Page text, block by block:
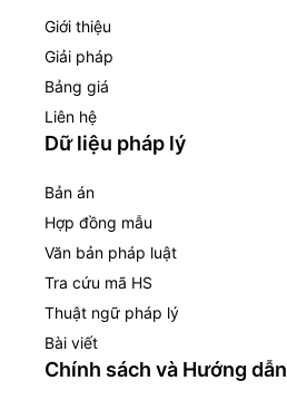
Giới thiệu
Giải pháp
Bảng giá
Liên hệ
Dữ liệu pháp lý
Bản án
Hợp đồng mẫu
Văn bản pháp luật
Tra cứu mã HS
Thuật ngữ pháp lý
Bài viết
Chính sách và Hướng dẫn